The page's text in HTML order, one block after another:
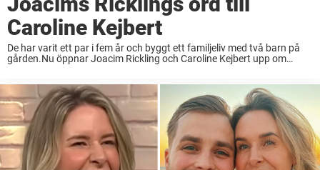
Caroline Kejbert
De har varit ett par i fem år och byggt ett familjeliv med två barn på
gården.Nu öppnar Joacim Rickling och Caroline Kejbert upp om